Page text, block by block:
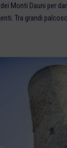
Monti Dauni per
Tra grandi